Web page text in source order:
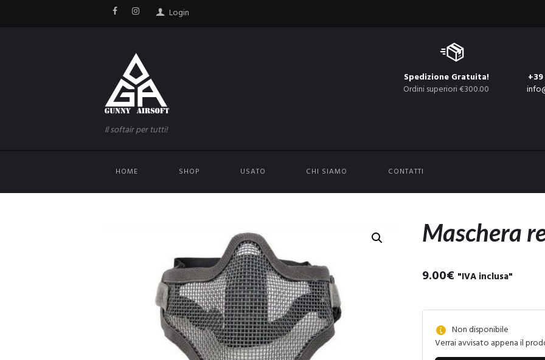
Login
Il softair per tutti!
Spedizione Gratuita!
Ordini superiori €300.00
HOME SHOP USATO CHI SIAMO CONTATTI
Maschera
9.00€ "IVA inclusa"
Non disponibile
Verrai avvisato appena il